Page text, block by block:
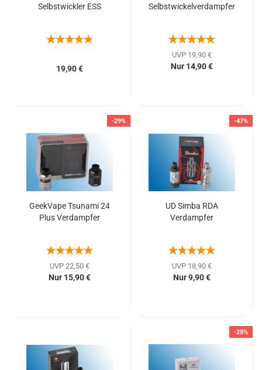
Selbstwickler ESS
19,90 €
Selbstwickelverdampfer
UVP 19,90 €
Nur 14,90 €
-29%
GeekVape Tsunami 24
Plus Verdampfer
UVP 22,50 €
Nur 15,90 €
-47%
UD Simba RDA
Verdampfer
UVP 18,90 €
Nur 9,90 €
-28%